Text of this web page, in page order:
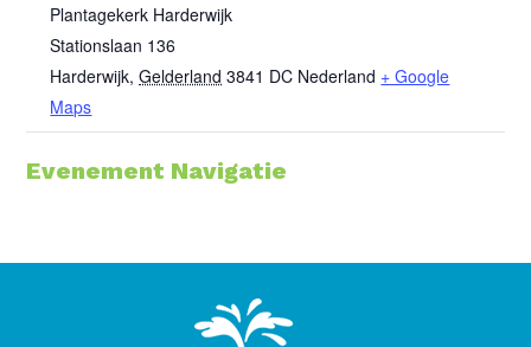
Plantagekerk Harderwijk
Stationslaan 136
Harderwijk, Gelderland 3841 DC Nederland + Google
Maps
Evenement Navigatie